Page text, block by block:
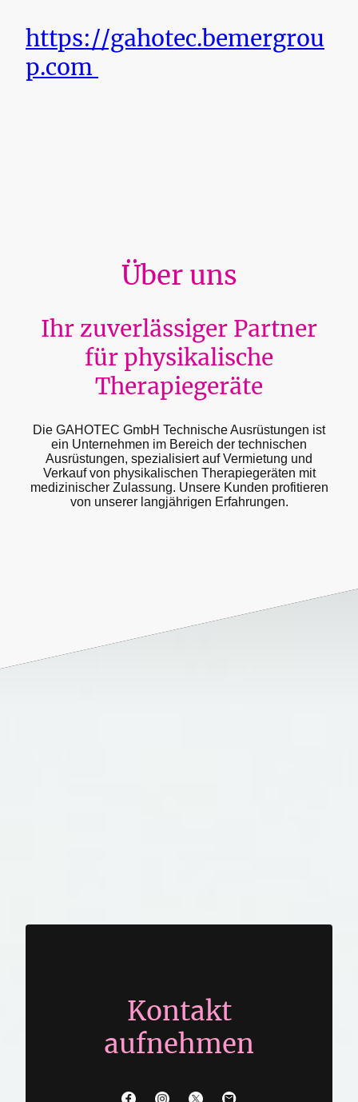
https://gahotec.bemergrou
p.com
Über uns
Ihr zuverlässiger Partner
für physikalische
Therapiegeräte
Die GAHOTEC GmbH Technische Ausrüstungen ist
ein Unternehmen im Bereich der technischen
Ausrüstungen, spezialisiert auf Vermietung und
Verkauf von physikalischen Therapiegeräten mit
medizinischer Zulassung. Unsere Kunden profitieren
von unserer langjährigen Erfahrungen.
Kontakt
aufnehmen